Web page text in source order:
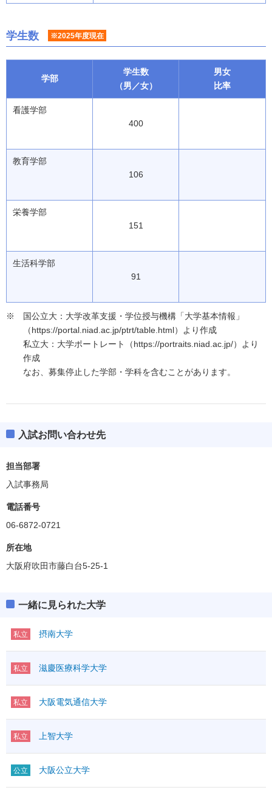
学生数 ※2025年度現在
学部
学生数
（男／女）
男女
比率
看護学部
400
教育学部
106
栄養学部
151
生活科学部
91
国公立大：大学改革支援・学位授与機構「大学基本情報」
（https://portal.niad.ac.jp/ptrt/table.html）より作成
私立大：大学ポートレート（https://portraits.niad.ac.jp/）より
作成
なお、募集停止した学部・学科を含むことがあります。
入試お問い合わせ先
担当部署
入試事務局
電話番号
06-6872-0721
所在地
大阪府吹田市藤白台5-25-1
一緒に見られた大学
私立 摂南大学
私立 滋慶医療科学大学
私立 大阪電気通信大学
私立 上智大学
公立 大阪公立大学